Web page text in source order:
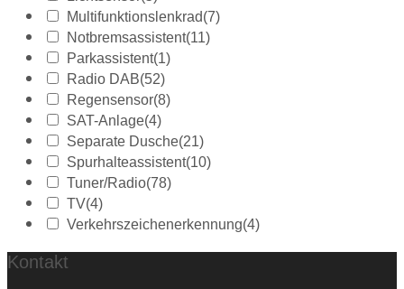
Multifunktionslenkrad(7)
Notbremsassistent(11)
Parkassistent(1)
Radio DAB(52)
Regensensor(8)
SAT-Anlage(4)
Separate Dusche(21)
Spurhalteassistent(10)
Tuner/Radio(78)
TV(4)
Verkehrszeichenerkennung(4)
Kontakt